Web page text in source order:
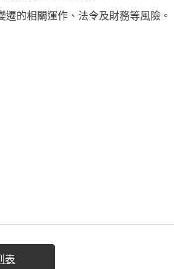
的相關運作、法令及財務等風險。
表